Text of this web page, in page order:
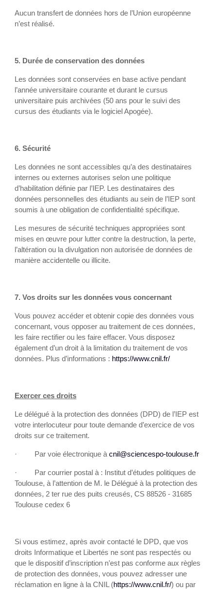
Aucun transfert de données hors de l’Union européenne
n’est réalisé.
5. Durée de conservation des données
Les données sont conservées en base active pendant
l’année universitaire courante et durant le cursus
universitaire puis archivées (50 ans pour le suivi des
cursus des étudiants via le logiciel Apogée).
6. Sécurité
Les données ne sont accessibles qu’a des destinataires
internes ou externes autorises selon une politique
d’habilitation définie par l’IEP. Les destinataires des
données personnelles des étudiants au sein de l’IEP sont
soumis à une obligation de confidentialité spécifique.
Les mesures de sécurité techniques appropriées sont
mises en œuvre pour lutter contre la destruction, la perte,
l’altération ou la divulgation non autorisée de données de
manière accidentelle ou illicite.
7. Vos droits sur les données vous concernant
Vous pouvez accéder et obtenir copie des données vous
concernant, vous opposer au traitement de ces données,
les faire rectifier ou les faire effacer. Vous disposez
également d’un droit à la limitation du traitement de vos
données. Plus d’informations : https://www.cnil.fr/
Exercer ces droits
Le délégué à la protection des données (DPD) de l’IEP est
votre interlocuteur pour toute demande d’exercice de vos
droits sur ce traitement.
· Par voie électronique à cnil@sciencespo-toulouse.fr
· Par courrier postal à : Institut d’études politiques de
Toulouse, à l’attention de M. le Délégué à la protection des
données, 2 ter rue des puits creusés, CS 88526 - 31685
Toulouse cedex 6
Si vous estimez, après avoir contacté le DPD, que vos
droits Informatique et Libertés ne sont pas respectés ou
que le dispositif d’inscription n’est pas conforme aux règles
de protection des données, vous pouvez adresser une
réclamation en ligne à la CNIL (https://www.cnil.fr/) ou par